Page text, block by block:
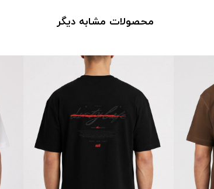
محصولات مشابه دیگر